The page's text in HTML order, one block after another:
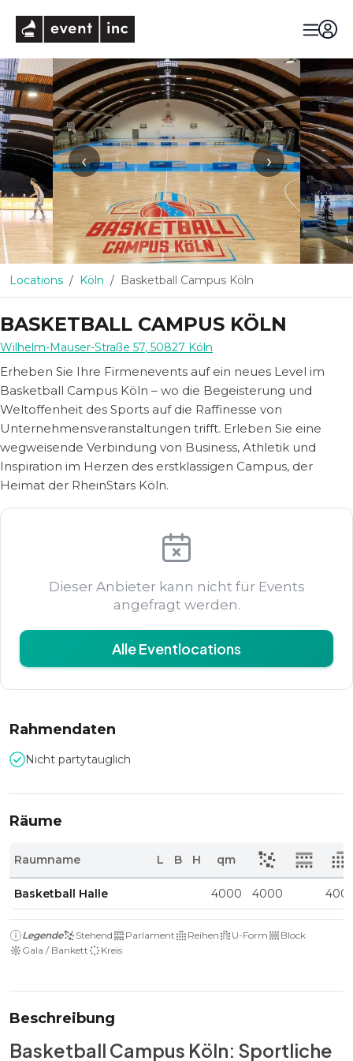
‹ ›
Locations Köln Basketball Campus Köln
BASKETBALL CAMPUS KÖLN
Wilhelm-Mauser-Straße 57, 50827 Köln
Erheben Sie Ihre Firmenevents auf ein neues Level im
Basketball Campus Köln – wo die Begeisterung und
Weltoffenheit des Sports auf die Raffinesse von
Unternehmensveranstaltungen trifft. Erleben Sie eine
wegweisende Verbindung von Business, Athletik und
Inspiration im Herzen des erstklassigen Campus, der
Heimat der RheinStars Köln.
Dieser Anbieter kann nicht für Events
angefragt werden.
Alle Eventlocations
Rahmendaten
Nicht partytauglich
Räume
Raumname L B H qm
Basketball Halle 4000 4000
Legende Stehend Parlament Reihen U-Form
Block
Gala / Bankett
Kreis
Beschreibung
Basketball Campus Köln: Sportliche